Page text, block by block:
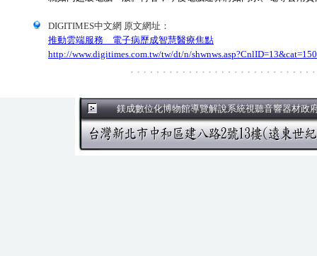
DIGITIMES中文網 原文網址：
推動雲端服務 電子病歷成智慧醫療焦點
http://www.digitimes.com.tw/tw/dt/n/
鎂成數位化博物館導覽解說系統視聽音響器材政